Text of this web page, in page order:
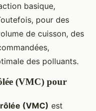
basique,
pour des
de cuisson, des
des polluants.
(VMC) pour
(VMC) est